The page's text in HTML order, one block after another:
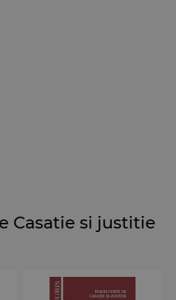
Casatie si justitie